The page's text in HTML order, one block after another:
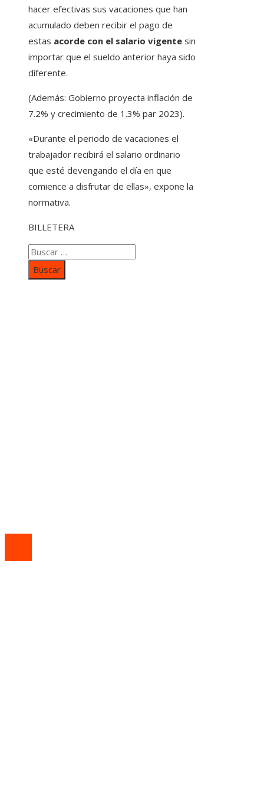
hacer efectivas sus vacaciones que han
acumulado deben recibir el pago de
estas acorde con el salario vigente sin
importar que el sueldo anterior haya sido
diferente.
(Además: Gobierno proyecta inflación de
7.2% y crecimiento de 1.3% par 2023).
«Durante el periodo de vacaciones el
trabajador recibirá el salario ordinario
que esté devengando el día en que
comience a disfrutar de ellas», expone la
normativa.
BILLETERA
Buscar: